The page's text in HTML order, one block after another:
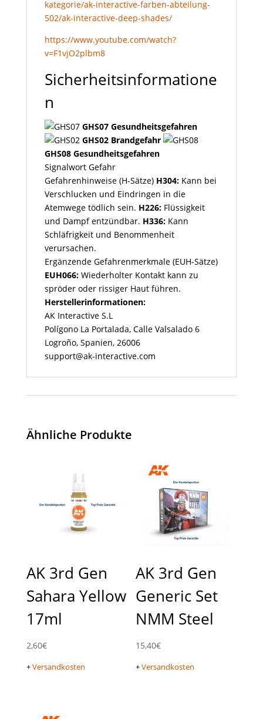
kategorie/ak-interactive-farben-abteilung-
502/ak-interactive-deep-shades/
https://www.youtube.com/watch?
v=F1vjO2plbm8
Sicherheitsinformatione
n
GHS07 Gesundheitsgefahren
GHS02 Brandgefahr
GHS08 Gesundheitsgefahren
Signalwort Gefahr
Gefahrenhinweise (H-Sätze) H304:Kann bei
Verschlucken und Eindringen in die
Atemwege tödlich sein. H226:Flüssigkeit
und Dampf entzündbar. H336:Kann
Schläfrigkeit und Benommenheit
verursachen.
Ergänzende Gefahrenmerkmale (EUH-Sätze)
EUH066:Wiederholter Kontakt kann zu
spröder oder rissiger Haut führen.
Herstellerinformationen:
AK Interactive S.L
Polígono La Portalada, Calle Valsalado 6
Logroño, Spanien, 26006
support@ak-interactive.com
Ähnliche Produkte
AK 3rd Gen
Sahara Yellow
17ml
2,60€
+Versandkosten
AK 3rd Gen
Generic Set
NMM Steel
15,40€
+Versandkosten